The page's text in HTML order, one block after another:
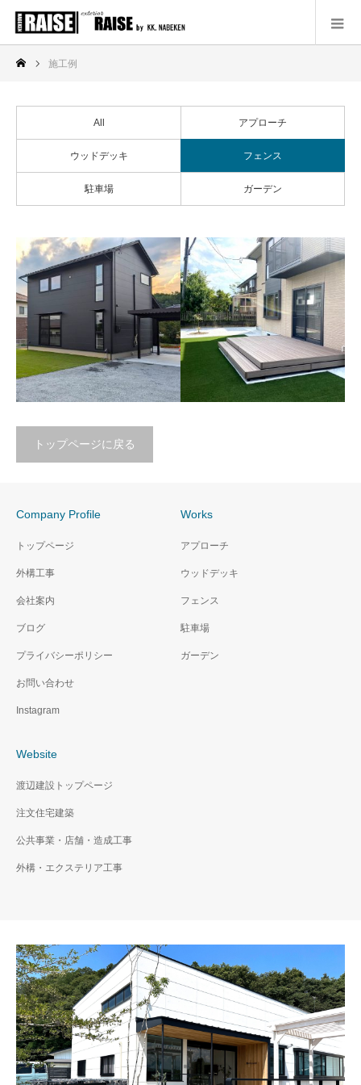
施工例
All アプローチ
ウッドデッキ フェンス
駐車場 ガーデン
トップページに戻る
Company Profile
トップページ
外構工事
会社案内
ブログ
プライバシーポリシー
お問い合わせ
Instagram
Works
アプローチ
ウッドデッキ
フェンス
駐車場
ガーデン
Website
渡辺建設トップページ
注文住宅建築
公共事業・店舗・造成工事
外構・エクステリア工事